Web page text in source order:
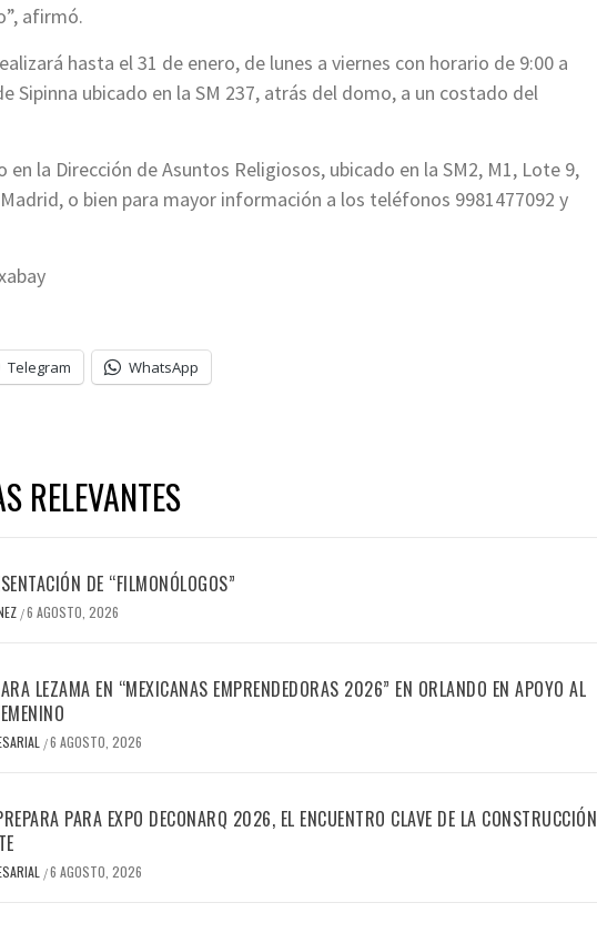
afirmó.
hasta el 31 de enero, de lunes a viernes con horario de 9:00 a
Sipinna ubicado en la SM 237, atrás del domo, a un costado del
la Dirección de Asuntos Religiosos, ubicado en la SM2, M1, Lote 9,
o bien para mayor información a los teléfonos 9981477092 y
Telegram WhatsApp
RELEVANTES
DE “FILMONÓLOGOS”
/6 AGOSTO, 2026
LEZAMA EN “MEXICANAS EMPRENDEDORAS 2026” EN ORLANDO EN APOYO AL
/6 AGOSTO, 2026
PARA EXPO DECONARQ 2026, EL ENCUENTRO CLAVE DE LA CONSTRUCCIÓN
/6 AGOSTO, 2026